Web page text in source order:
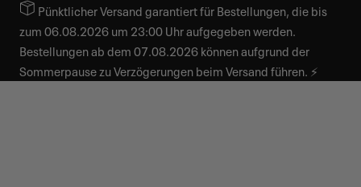
SPRINGEN
Pünktlicher Versand garantiert für Bestellungen, die bis
zum 06.08.2026 um 23:00 Uhr aufgegeben werden.
Bestellungen ab dem 07.08.2026 können aufgrund der
Sommerpause zu Verzögerungen beim Versand führen. ⚡